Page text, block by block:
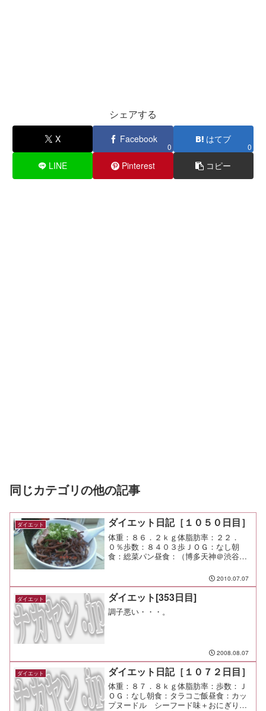
シェアする
X Facebook
0
はてブ
0
LINE Pinterest コピー
同じカテゴリの他の記事
ダイエット ダイエット日記［１０５０日目］
体重：８６．２ｋｇ体脂肪率：２２．
０％歩数：８４０３歩ＪＯＧ：なし朝
食：総菜パン昼食：（博多天神＠渋谷）
モ：この人達とは仲良くやって行けそう
な気がする。
2010.07.07
ダイエット ダイエット[353日目]
調子悪い・・・。
2008.08.07
ダイエット ダイエット日記［１０７２日目］
体重：８７．８ｋｇ体脂肪率：歩数：Ｊ
ＯＧ：なし朝食：タラコご飯昼食：カッ
プヌードル シーフード味＋おにぎりｘ